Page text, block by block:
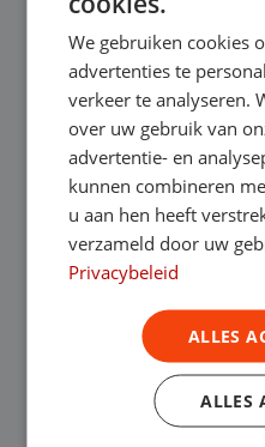
van jouw voertuig,
onderpand. Deze
uiteindelijk eigenaar
perfect voor het
bedrijfsauto zonder
tasten. Naast
aan. Hierbij ‘huur’ je
een korte periode en
We gebruiken cookies
advertenties te
verkeer te analyseren.
over uw gebruik van
advertentie- en
kunnen combineren
u aan hen heeft
verzameld door uw
Privacybeleid
ALLES
ALLES